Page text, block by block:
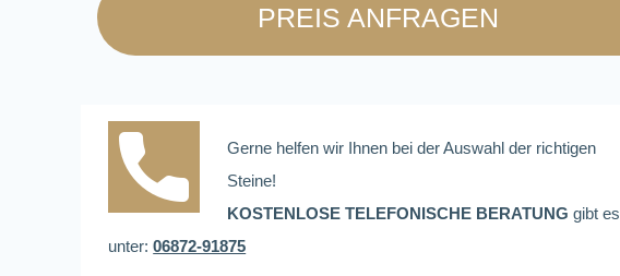
PREIS ANFRAGEN
Gerne helfen wir Ihnen bei der Auswahl der richtigen
Steine!
KOSTENLOSE TELEFONISCHE BERATUNG gibt es
unter:06872-91875